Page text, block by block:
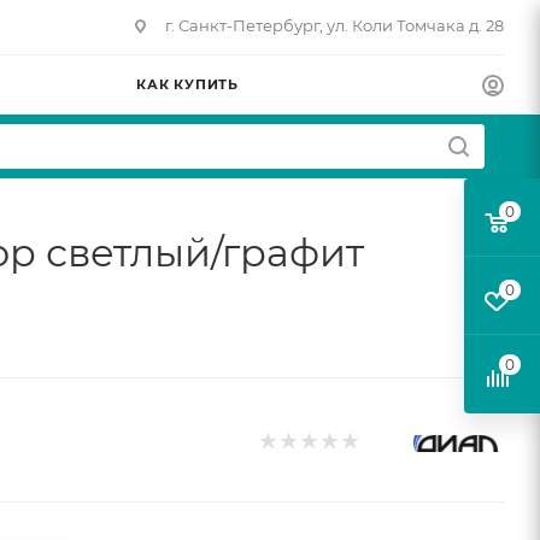
г. Санкт-Петербург, ул. Коли Томчака д. 28
КАК КУПИТЬ
светлый/графит
0
0
0